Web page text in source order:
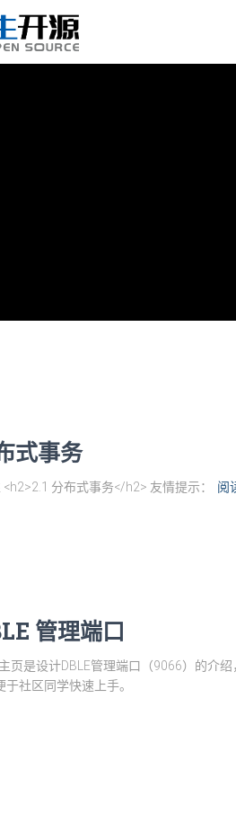
式事务
分布式事务</h2> 友情提示：
阅
管理端口
页是设计DBLE管理端口（9066）的介
社区同学快速上手。